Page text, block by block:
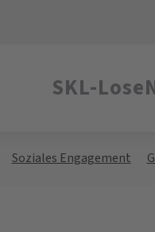
SKL-Lose
Soziales Engagement